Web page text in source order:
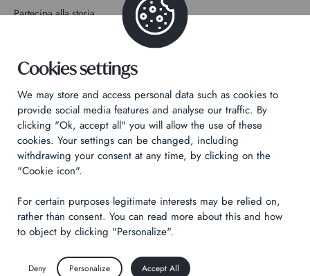
Partecipa alla storia
Informativa sulla privacy
Informazioni legali
Technical & Legal informations
Made byIzhak
Cookies settings
We may store and access personal data such as cookies to
provide social media features and analyse our traffic. By
clicking "Ok, accept all" you will allow the use of these
cookies. Your settings can be changed, including
withdrawing your consent at any time, by clicking on the
"Cookie icon".
For certain purposes legitimate interests may be relied on,
rather than consent. You can read more about this and how
to object by clicking "Personalize".
Deny Personalize Accept All